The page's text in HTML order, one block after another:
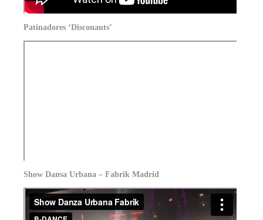
Patinadores ‘Disconauts’
Show Dansa Urbana – Fabrik Madrid